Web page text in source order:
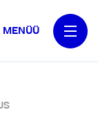
MENÜÜ